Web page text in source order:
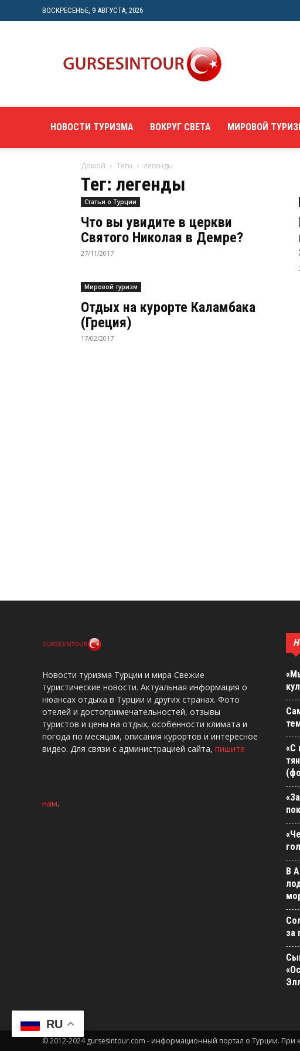
ВОСКРЕСЕНЬЕ, 9 АВГУСТА, 2026
—
познавательный
туристический
НОВОСТИ ТУРИЗМА ВОКРУГ СВЕТА МИРОВОЙ
Домой Теги легенды
Тег: легенды
Статьи о Турции
Что вы увидите в церкви
Святого Николая в Демре?
27/11/2017
Мировой туризм
Отдых на курорте Каламбака
(Греция)
17/02/2017
Новости туризма Турции и мира Свежие
туристические новости. Актуальная информация о
нюансах отдыха в Турции и других странах. Фото
отелей и достопримечательностей, отзывы
туристов и цены на отдых, особенности климата и
погода по месяцам, описания курортов и интересное
видео. Для связи с администрацией сайта, пишите
нам.
«С
В
за
© 2012-2024 gursesintour.com - информационный портал о Турции. При
RU